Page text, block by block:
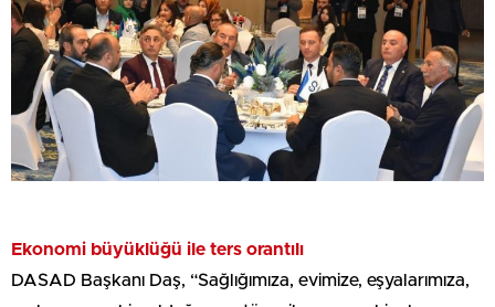
Ekonomi büyüklüğü ile ters orantılı
DASAD Başkanı Daş, “Sağlığımıza, evimize, eşyalarımıza,